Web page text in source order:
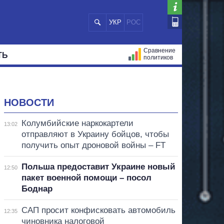
УКР РОС
Сравнение
политиков
НОВОСТИ
13:02
Колумбийские наркокартели
отправляют в Украину бойцов, чтобы
получить опыт дроновой войны – FT
12:50
Польша предоставит Украине новый
пакет военной помощи – посол
Боднар
12:35
САП просит конфисковать автомобиль
чиновника налоговой